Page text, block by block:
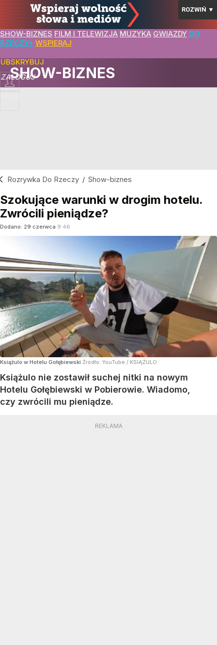
ROZWIŃ ▼
SHOW-BIZNES FILM I TELEWIZJA MUZYKA GWIAZDY DO
RZECZY+ WSPIERAJ
ZALOGUJ
SHOW-BIZNES
Rozrywka Do Rzeczy / Show-biznes
Szokujące warunki w drogim hotelu.
Zwrócili pieniądze?
Dodano: 29 czerwca 9:46
Książulo w Hotelu Gołębiewski Źródło: YouTube / KSIĄŻULO
Książulo nie zostawił suchej nitki na nowym
Hotelu Gołębiewski w Pobierowie. Wiadomo,
czy zwrócili mu pieniądze.